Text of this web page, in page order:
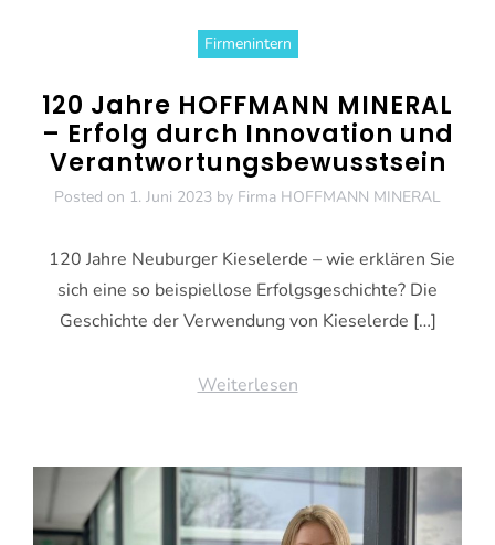
Firmenintern
120 Jahre HOFFMANN MINERAL
– Erfolg durch Innovation und
Verantwortungsbewusstsein
Posted on 1. Juni 2023 by Firma HOFFMANN MINERAL
120 Jahre Neuburger Kieselerde – wie erklären Sie
sich eine so beispiellose Erfolgsgeschichte? Die
Geschichte der Verwendung von Kieselerde […]
Weiterlesen